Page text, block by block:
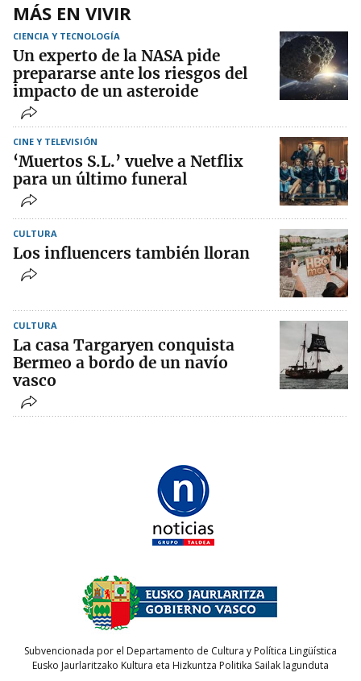
MÁS EN VIVIR
CIENCIA Y TECNOLOGÍA
Un experto de la NASA pide
prepararse ante los riesgos del
impacto de un asteroide
CINE Y TELEVISIÓN
‘Muertos S.L.’ vuelve a Netflix
para un último funeral
CULTURA
Los influencers también lloran
CULTURA
La casa Targaryen conquista
Bermeo a bordo de un navío
vasco
Subvencionada por el Departamento de Cultura y Política Lingüística
Eusko Jaurlaritzako Kultura eta Hizkuntza Politika Sailak lagunduta